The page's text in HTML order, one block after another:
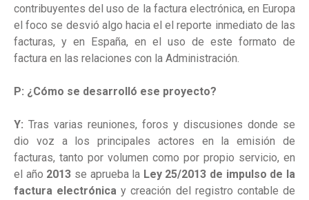
contribuyentes del uso de la factura electrónica, en Europa
el foco se desvió algo hacia el el reporte inmediato de las
facturas, y en España, en el uso de este formato de
factura en las relaciones con la Administración.
P: ¿Cómo se desarrolló ese proyecto?
Y: Tras varias reuniones, foros y discusiones donde se
dio voz a los principales actores en la emisión de
facturas, tanto por volumen como por propio servicio, en
el año 2013 se aprueba la Ley 25/2013 de impulso de la
factura electrónica y creación del registro contable de